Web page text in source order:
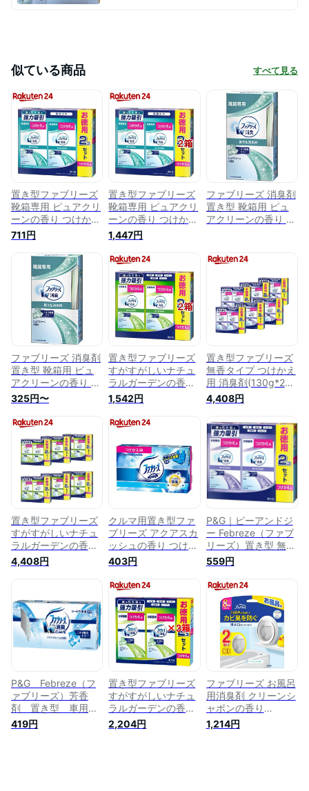
似ている商品 すべて見る
置き型ファブリーズ
靴箱専用 ピュアクリ
ーンの香り つけかえ
用(130g*2個入)【フ
ァブリーズ
(febreze)】
711円
置き型ファブリーズ
靴箱専用 ピュアクリ
ーンの香り つけかえ
用(130g*2個入*2箱
セット)【ファブリー
ズ(febreze)】
1,447円
ファブリーズ 消臭剤
置き型 靴箱用 ピュ
アクリーンの香り 本
ファブリーズ 消臭剤
置き型 靴箱用 ピュ
アクリーンの香り 本
体 130g
325円〜
置き型ファブリーズ
すがすがしいナチュ
ラルガーデンの香り
つけかえ用 消臭剤
(130g*2個入*2箱セ
ット)【ファブリーズ
1,542円
置き型ファブリーズ
無香タイプ つけかえ
用 消臭剤(130g*2コ
入*6箱セット)【ファ
ブリーズ(febreze)】
4,408円
置き型ファブリーズ
すがすがしいナチュ
ラルガーデンの香り
つけかえ用 消臭剤
(130g*2コ入*6箱セ
(febreze)】
4,408円
クルマ用置き型ファ
ブリーズ アクアスカ
ッシュの香り つけか
え用(130g)【ファブ
リーズ(febreze)】
403円
P&G｜ピーアンドジ
ー Febreze（ファブ
リーズ）置き型 無香
タイプ つけかえ用
（130g×2個） 〔消
臭剤・芳香剤〕
【rb_pcp】
559円
P&G Febreze（フ
ァブリーズ）芳香
剤 置き型 車用
アクアスカッシュの
香り 130g〔消臭
419円
置き型ファブリーズ
すがすがしいナチュ
ラルガーデンの香り
つけかえ用 消臭剤
(130g*2コ入*3コセ
2,204円
ファブリーズ お風呂
用消臭剤 クリーンシ
ャボンの香り
(7.3ml×2個入)【ファ
ブリーズ(febreze)】
1,214円